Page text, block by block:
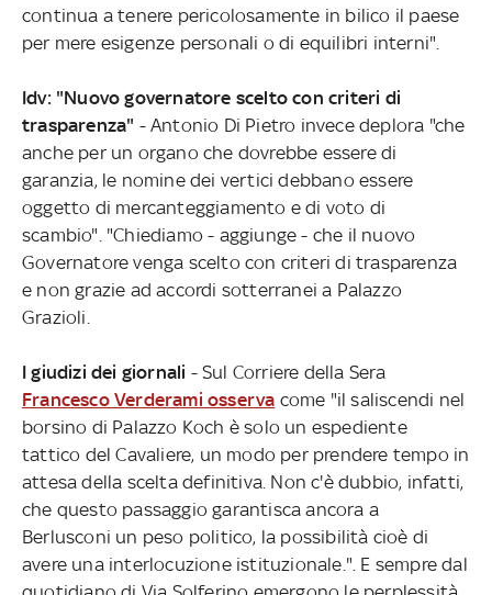
continua a tenere pericolosamente in bilico il paese
per mere esigenze personali o di equilibri interni".
Idv: "Nuovo governatore scelto con criteri di
trasparenza" - Antonio Di Pietro invece deplora "che
anche per un organo che dovrebbe essere di
garanzia, le nomine dei vertici debbano essere
oggetto di mercanteggiamento e di voto di
scambio". "Chiediamo - aggiunge - che il nuovo
Governatore venga scelto con criteri di trasparenza
e non grazie ad accordi sotterranei a Palazzo
Grazioli.
I giudizi dei giornali - Sul Corriere della Sera
Francesco Verderami osserva come "il saliscendi nel
borsino di Palazzo Koch è solo un espediente
tattico del Cavaliere, un modo per prendere tempo in
attesa della scelta definitiva. Non c'è dubbio, infatti,
che questo passaggio garantisca ancora a
Berlusconi un peso politico, la possibilità cioè di
avere una interlocuzione istituzionale.". E sempre dal